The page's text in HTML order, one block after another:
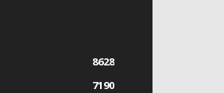
8628
7190